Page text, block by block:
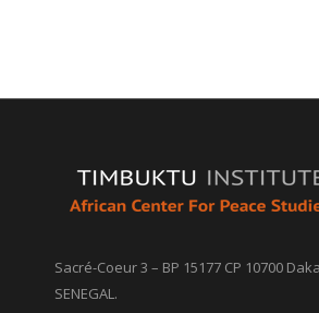
Sacré-Coeur 3 – BP 15177 CP 10700
SENEGAL.